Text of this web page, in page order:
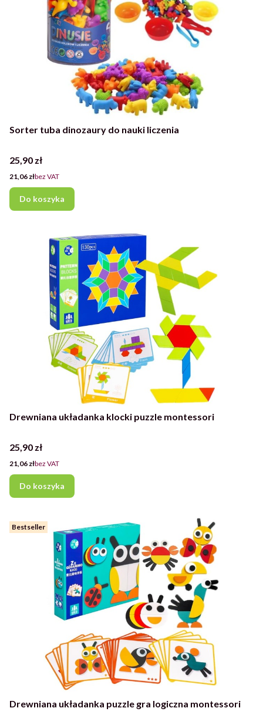
Sorter tuba dinozaury do nauki liczenia
Cena
25,90 zł
Cena
21,06 złbez VAT
Do koszyka
Drewniana układanka klocki puzzle montessori
Cena
25,90 zł
Cena
21,06 złbez VAT
Do koszyka
Bestseller
Drewniana układanka puzzle gra logiczna montessori